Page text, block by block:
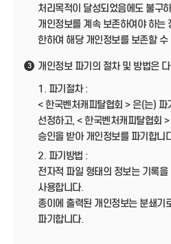
처리목적이 달성되었음에도 불구
개인정보를 계속 보존하여야 하는
한하여 해당 개인정보를 보존할 수
3
개인정보 파기의 절차 및 방법은
1. 파기절차 :
< 한국벤처캐피탈협회 > 은(는)
선정하고, < 한국벤처캐피탈협회
승인을 받아 개인정보를 파기합니
2. 파기방법 :
전자적 파일 형태의 정보는 기록
사용합니다.
종이에 출력된 개인정보는 분쇄기
파기합니다.